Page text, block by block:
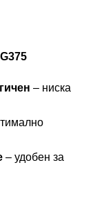
– ниска
– удобен за